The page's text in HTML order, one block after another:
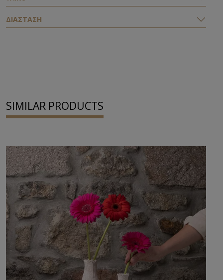
ΔΙΑΣΤΑΣΗ
SIMILAR PRODUCTS